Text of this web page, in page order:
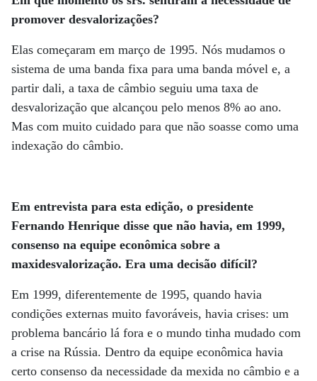
promover desvalorizações?
Elas começaram em março de 1995. Nós mudamos o
sistema de uma banda fixa para uma banda móvel e, a
partir dali, a taxa de câmbio seguiu uma taxa de
desvalorização que alcançou pelo menos 8% ao ano.
Mas com muito cuidado para que não soasse como uma
indexação do câmbio.
Em entrevista para esta edição, o presidente
Fernando Henrique disse que não havia, em 1999,
consenso na equipe econômica sobre a
maxidesvalorização. Era uma decisão difícil?
Em 1999, diferentemente de 1995, quando havia
condições externas muito favoráveis, havia crises: um
problema bancário lá fora e o mundo tinha mudado com
a crise na Rússia. Dentro da equipe econômica havia
certo consenso da necessidade da mexida no câmbio e a